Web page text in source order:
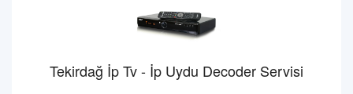
Tekirdağ İp Tv - İp Uydu Decoder Servisi